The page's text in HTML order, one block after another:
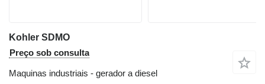
Kohler SDMO
Preço sob consulta
Maquinas industriais - gerador a diesel